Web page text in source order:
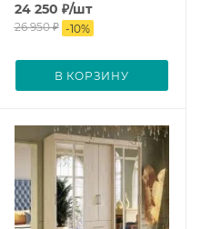
24 250 ₽/шт
26 950₽ -10%
В КОРЗИНУ